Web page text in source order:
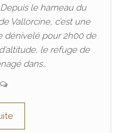
le hameau du
Vallorcine, c’est une
dénivelé pour 2h00 de
le refuge de
dans…